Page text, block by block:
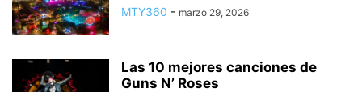
MTY360 - marzo 29, 2026
Las 10 mejores canciones de
Guns N’ Roses